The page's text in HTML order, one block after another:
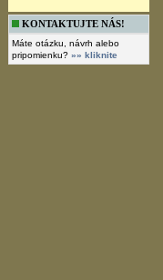
KONTAKTUJTE NÁS!
Máte otázku, návrh alebo
pripomienku? »» kliknite